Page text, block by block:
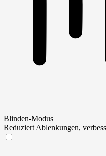
Blinden-Modus
Reduziert Ablenkungen,